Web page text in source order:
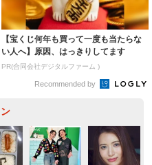
【宝くじ何年も買って一度も当たらな
い人へ】原因、はっきりしてます
PR(合同会社デジタルファーム )
Recommended by